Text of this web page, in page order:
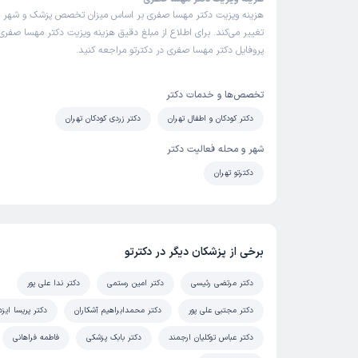
هزینه ویزیت دکتر مهسا صفری بر اساس میزان تخصص پزشک و
تغییر می‌کند. برای اطلاع از مبلغ دقیق هزینه ویزیت دکتر مهسا
پروفایل دکتر مهسا صفری در دکترتو مراجعه کنید.
تخصص‌ها و خدمات دکتر
دکتر کودکان و اطفال تهران دکتر زردی کودکان تهران
شهر و محله فعالیت دکتر
دکترتو تهران
برخی از پزشکان دیگر در دکترتو
دکتر مرتضی رئیسی دکتر امین رستمی دکتر ندا علی پور
دکتر مجتبی علی پور دکتر محمدابراهیم آشکاران دکتر پریسا
دکتر عباس توکلیان ارجمند دکتر بابک پزشکی فاطمه فراهانی